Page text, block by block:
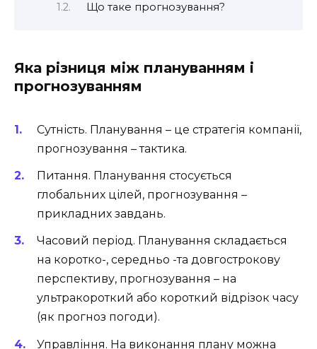
Що таке прогнозування?
Яка різниця між плануванням і
прогнозуванням
Сутність. Планування – це стратегія компанії,
прогнозування – тактика.
Питання. Планування стосується
глобальних цілей, прогнозування –
прикладних завдань.
Часовий період. Планування складається
на коротко-, середньо -та довгострокову
перспективу, прогнозування – на
ультракороткий або короткий відрізок часу
(як прогноз погоди).
Управління. На виконання плану можна